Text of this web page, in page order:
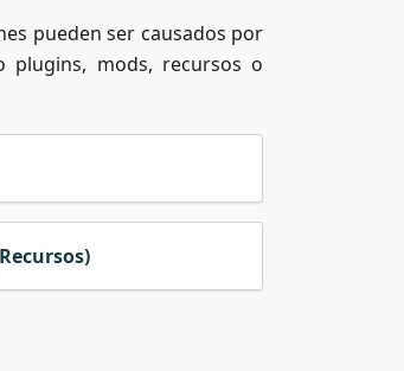
pueden ser causados por
plugins, mods, recursos o